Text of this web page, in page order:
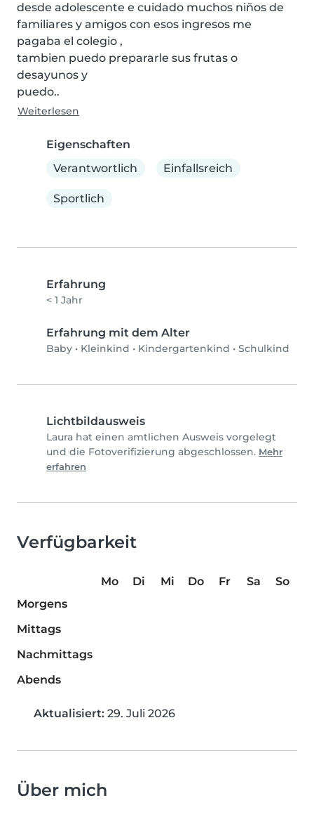
desde adolescente e cuidado muchos niños de
familiares y amigos con esos ingresos me
pagaba el colegio ,
tambien puedo prepararle sus frutas o
desayunos y
puedo..
Weiterlesen
Eigenschaften
Verantwortlich
Einfallsreich
Sportlich
Erfahrung
< 1 Jahr
Erfahrung mit dem Alter
Baby • Kleinkind • Kindergartenkind • Schulkind
Lichtbildausweis
Laura hat einen amtlichen Ausweis vorgelegt
und die Fotoverifizierung abgeschlossen. Mehr
erfahren
Verfügbarkeit
Mo Di Mi Do Fr Sa
So
Morgens
Mittags
Nachmittags
Abends
Aktualisiert: 29. Juli 2026
Über mich